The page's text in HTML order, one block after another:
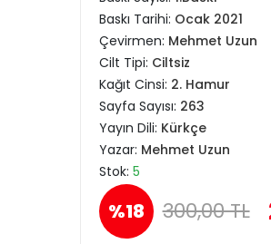
Baskı Tarihi: Ocak 2021
Çevirmen: Mehmet Uzun
Cilt Tipi: Ciltsiz
Kağıt Cinsi: 2. Hamur
Sayfa Sayısı: 263
Yayın Dili: Kürkçe
Yazar: Mehmet Uzun
Stok: 5
%18 300,00 TL